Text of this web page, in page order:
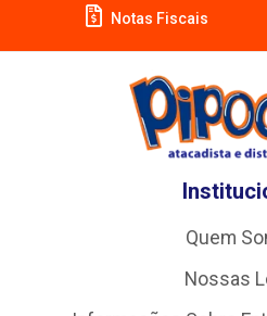
Notas Fiscais
Quem
Nossas